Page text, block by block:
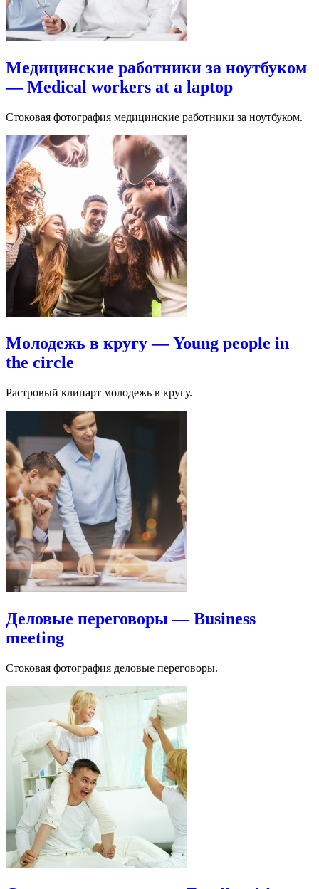
Медицинские работники за ноутбуком
— Medical workers at a laptop
Стоковая фотография медицинские работники за ноутбуком.
Молодежь в кругу — Young people in
the circle
Растровый клипарт молодежь в кругу.
Деловые переговоры — Business
meeting
Стоковая фотография деловые переговоры.